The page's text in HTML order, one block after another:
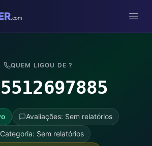
.com
QUEM LIGOU DE ?
Avaliações: Sem relatórios
Categoria: Sem relatórios